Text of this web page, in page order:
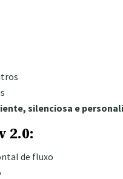
silenciosa e
2.0:
de fluxo